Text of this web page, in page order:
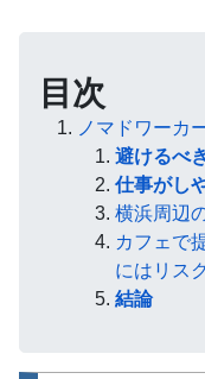
目次
ノマドワーカ
避けるべ
仕事がし
横浜周辺
カフェで
にはリス
結論